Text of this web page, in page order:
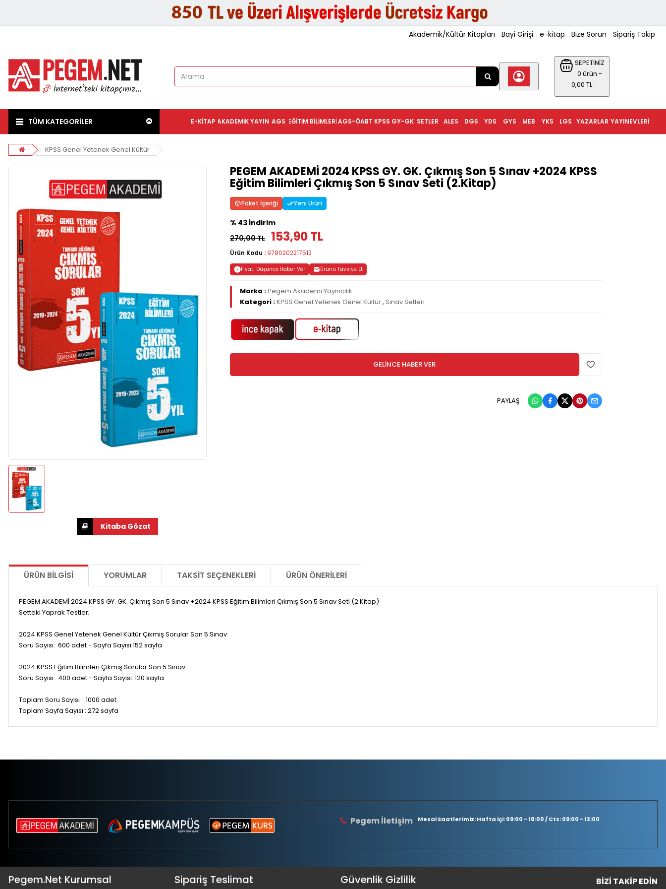
Akademik/Kültür Kitapları Bayi Girişi e-kitap Bize Sorun Sipariş Takip
SEPETİNİZ
0 ürün -
0,00 TL
TÜM KATEGORİLER YAYINEVLERI
YAZARLAR
LGS
YKS
MEB
GYS
YDS
DGS
ALES
SETLER
KPSS GY-GK
AGS-ÖABT
EĞITIM BILIMLERI
AGS
AKADEMIK YAYIN
E-KITAP
KPSS Genel Yetenek Genel Kültür
PEGEM AKADEMİ 2024 KPSS GY. GK. Çıkmış Son 5 Sınav +2024 KPSS
Eğitim Bilimleri Çıkmış Son 5 Sınav Seti (2.Kitap)
Paket İçeriği Yeni Ürün
% 43 İndirim
270,00 TL
153,90 TL
Ürün Kodu : 9780202217512
Fiyatı Düşünce Haber Ver Ürünü Tavsiye Et
Marka :Pegem Akademi Yayıncılık
Kategori :KPSS Genel Yetenek Genel Kültür, Sınav Setleri
GELİNCE HABER VER
PAYLAŞ :
ÜRÜN BILGISI YORUMLAR TAKSIT SEÇENEKLERI ÜRÜN ÖNERILERI
PEGEM AKADEMİ 2024 KPSS GY. GK. Çıkmış Son 5 Sınav +2024 KPSS Eğitim Bilimleri Çıkmış Son 5 Sınav Seti (2.Kitap)
Setteki Yaprak Testler;
2024 KPSS Genel Yetenek Genel Kültür Çıkmış Sorular Son 5 Sınav
Soru Sayısı: 600 adet - Sayfa Sayısı:152 sayfa
2024 KPSS Eğitim Bilimleri Çıkmış Sorular Son 5 Sınav
Soru Sayısı: 400 adet - Sayfa Sayısı: 120 sayfa
Toplam Soru Sayısı :1000 adet
Toplam Sayfa Sayısı : 272 sayfa
Pegem İletişim Mesai Saatlerimiz: Hafta içi: 09:00 - 18:00 / Cts: 09:00 - 13:00
Pegem.Net Kurumsal Sipariş Teslimat Güvenlik Gizlilik BIZI TAKIP EDIN